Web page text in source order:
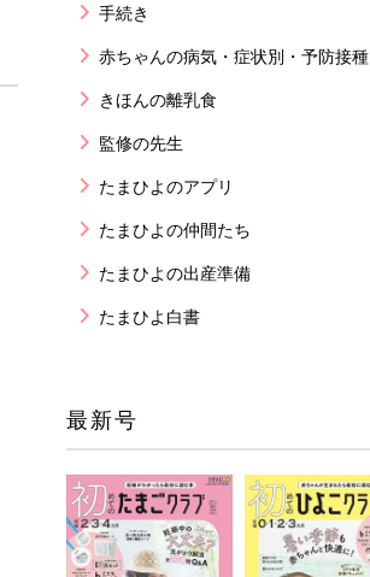
手続き
赤ちゃんの病気・症状別・予防接種
きほんの離乳食
監修の先生
たまひよのアプリ
たまひよの仲間たち
たまひよの出産準備
たまひよ白書
最新号